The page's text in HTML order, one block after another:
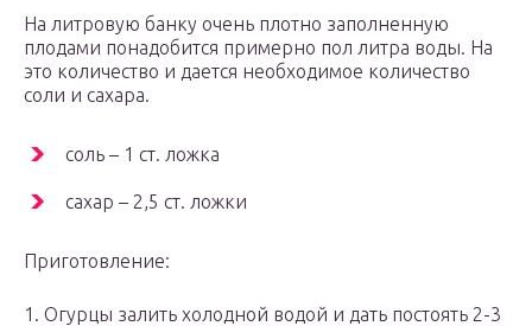
На литровую банку очень плотно заполненную
плодами понадобится примерно пол литра воды. На
это количество и дается необходимое количество
соли и сахара.
соль – 1 ст. ложка
сахар – 2,5 ст. ложки
Приготовление:
1. Огурцы залить холодной водой и дать постоять 2-3